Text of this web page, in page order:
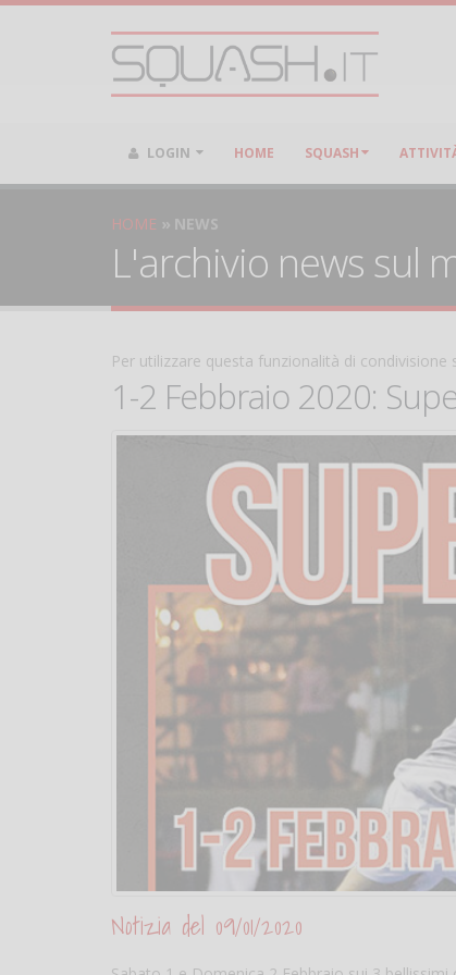
LOGIN HOME SQUASH
HOME NEWS
L'archivio news sul
Per utilizzare questa funzionalità di
1-2 Febbraio 2020:
Notizia del 09/01/2020